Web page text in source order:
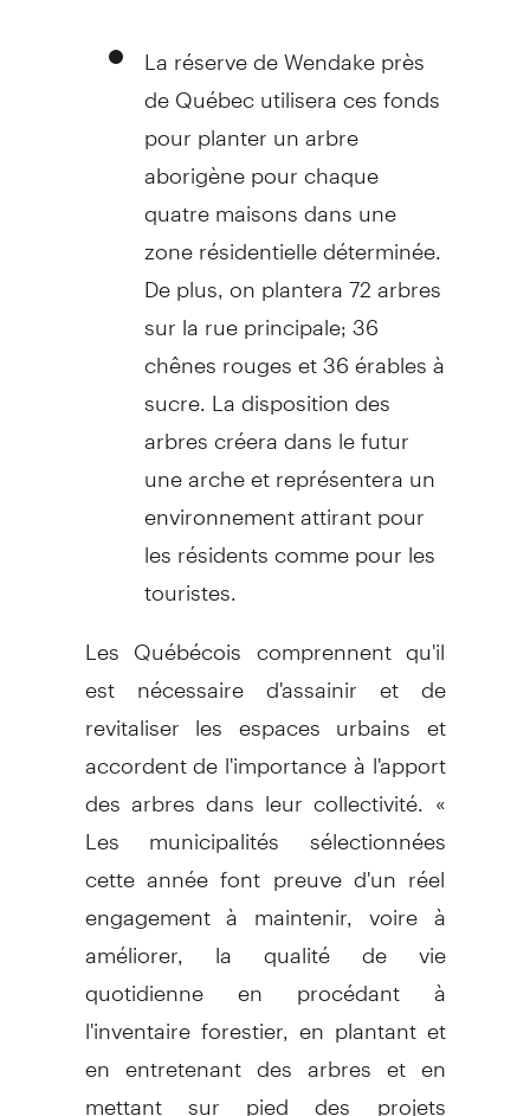
La réserve de Wendake près
de Québec utilisera ces fonds
pour planter un arbre
aborigène pour chaque
quatre maisons dans une
zone résidentielle déterminée.
De plus, on plantera 72 arbres
sur la rue principale; 36
chênes rouges et 36 érables à
sucre. La disposition des
arbres créera dans le futur
une arche et représentera un
environnement attirant pour
les résidents comme pour les
touristes.
Les Québécois comprennent qu'il
est nécessaire d'assainir et de
revitaliser les espaces urbains et
accordent de l'importance à l'apport
des arbres dans leur collectivité. «
Les municipalités sélectionnées
cette année font preuve d'un réel
engagement à maintenir, voire à
améliorer, la qualité de vie
quotidienne en procédant à
l'inventaire forestier, en plantant et
en entretenant des arbres et en
mettant sur pied des projets